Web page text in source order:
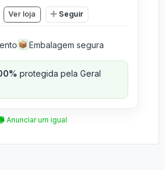
Ver loja Seguir
📦 Embalagem segura
protegida pela Geral
Anunciar um igual